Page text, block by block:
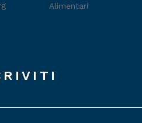
Alimentari